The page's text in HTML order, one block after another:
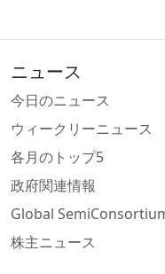
ニュース
今日のニュース
ウィークリーニュース
各月のトップ5
政府関連情報
Global
株主ニュース